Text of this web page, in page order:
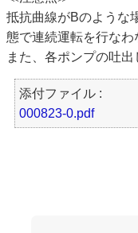
抵抗曲線がBのような
態で連続運転を行なわ
また、各ポンプの吐
添付ファイル :
000823-0.pdf